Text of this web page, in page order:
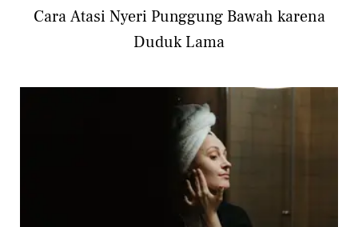
Cara Atasi Nyeri Punggung Bawah karena
Duduk Lama